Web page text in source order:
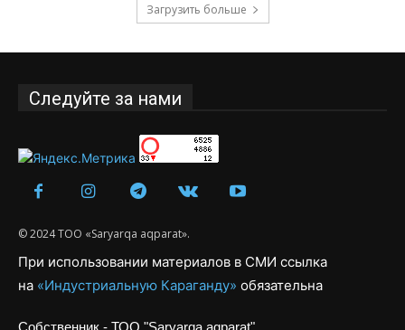
Загрузить больше
Следуйте за нами
© 2024 ТОО «Saryarqa aqparat».
При использовании материалов в СМИ ссылка
на «Индустриальную Караганду» обязательна
Собственник - ТОО "Saryarqa aqparat"